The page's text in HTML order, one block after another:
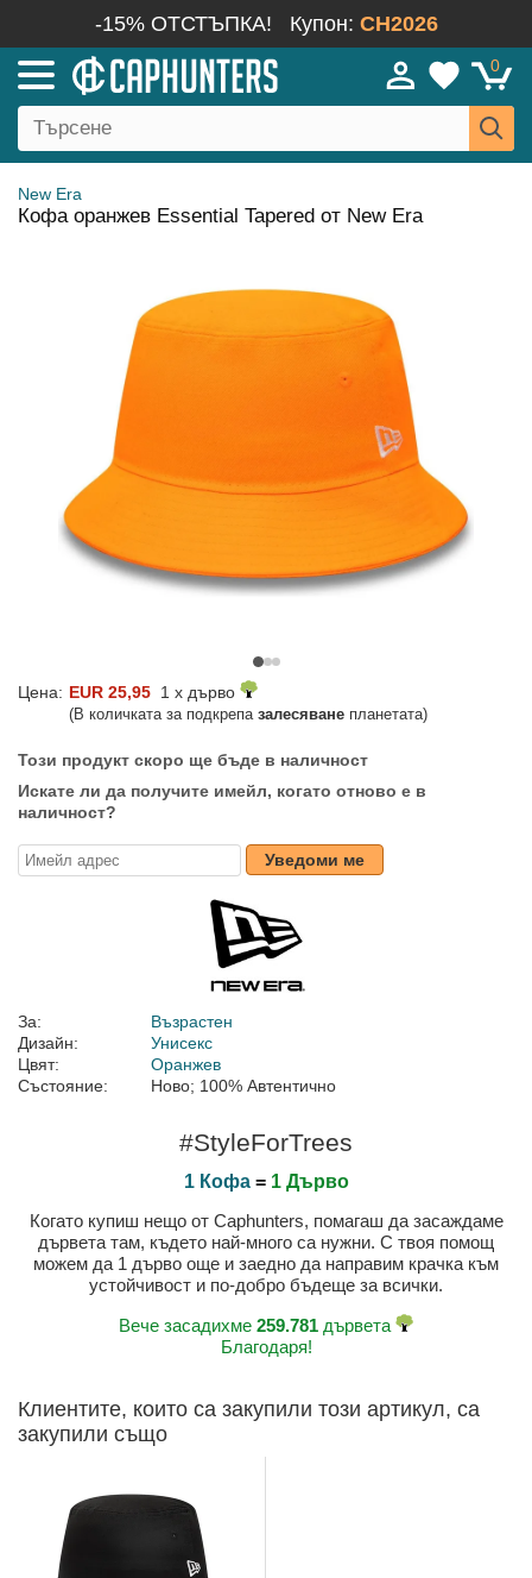
-15% ОТСТЪПКА! Купон: CH2026
0
New Era
Кофа оранжев Essential Tapered от New Era
Цена: EUR 25,95 1 x дърво
(В количката за подкрепа залесяване планетата)
Този продукт скоро ще бъде в наличност
Искате ли да получите имейл, когато отново е в
наличност?
Уведоми ме
За:
Възрастен
Дизайн:
Унисекс
Цвят:
Оранжев
Състояние:
Ново; 100% Автентично
#StyleForTrees
1 Кофа= 1 Дърво
Когато купиш нещо от Caphunters, помагаш да засаждаме
дървета там, където най-много са нужни. С твоя помощ
можем да 1 дърво още и заедно да направим крачка към
устойчивост и по-добро бъдеще за всички.
Вече засадихме 259.781 дървета
Благодаря!
Клиентите, които са закупили този артикул, са
закупили също